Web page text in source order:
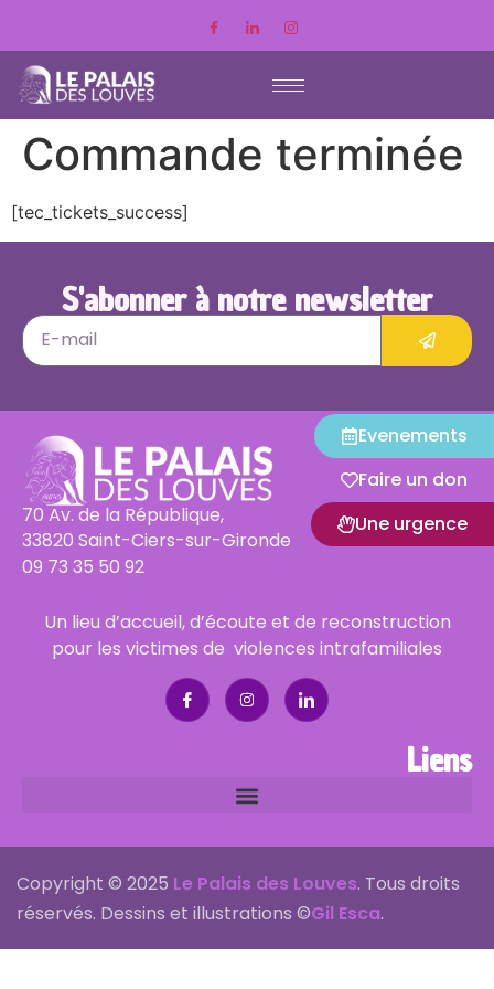
Commande terminée
[tec_tickets_success]
Evenements
Faire un don
Une urgence
S'abonner à notre newsletter
70 Av. de la République,
33820 Saint-Ciers-sur-Gironde
09 73 35 50 92
Un lieu d’accueil, d’écoute et de reconstruction
pour les victimes de violences intrafamiliales
Liens
Copyright © 2025 Le Palais des Louves. Tous droits
réservés. Dessins et illustrations ©Gil Esca.